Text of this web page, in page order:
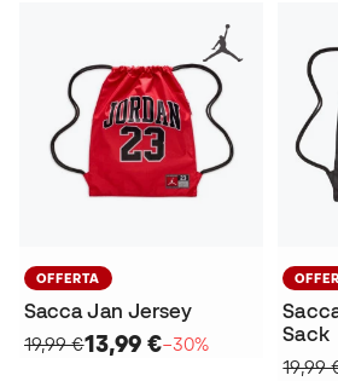
OFFERTA
Sacca Jan Jersey
19,99 €13,99 €−30%
Sack
19,99